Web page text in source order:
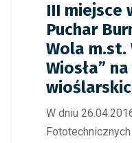
III miejsce
Puchar
Wola m.st.
Wiosła”
W dniu